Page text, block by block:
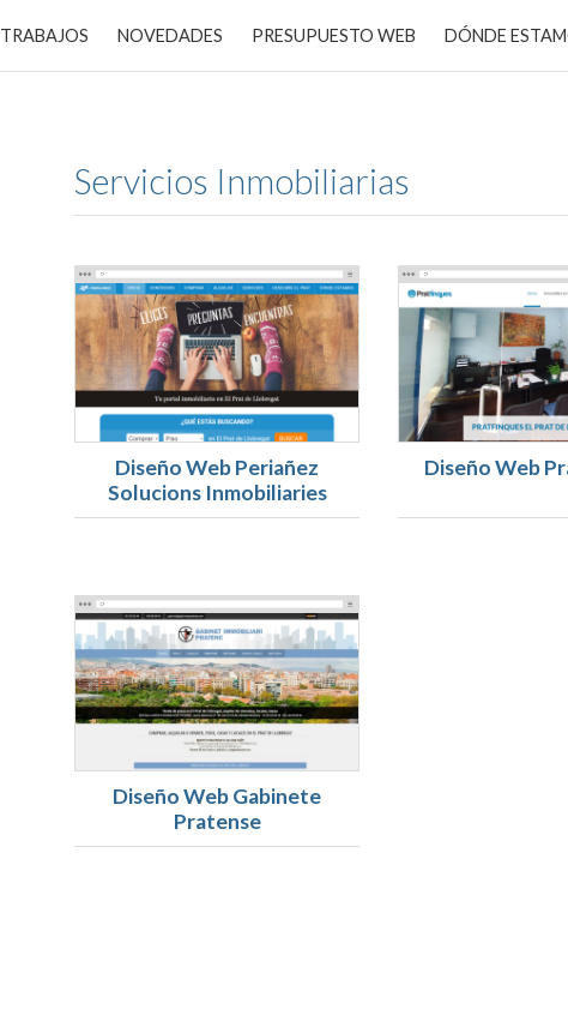
TRABAJOS NOVEDADES PRESUPUESTO WEB DÓNDE
Servicios Inmobiliarias
Diseño Web Periañez
Solucions Inmobiliaries
Diseño Web
Diseño Web Gabinete
Pratense